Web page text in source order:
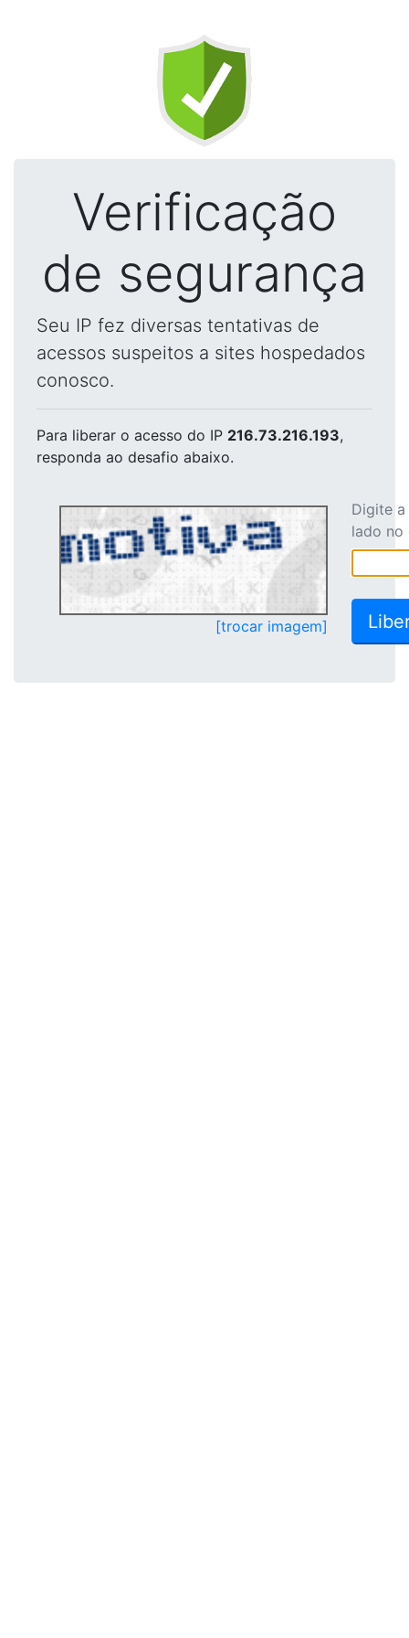
Verificação
de segurança
Seu IP fez diversas tentativas de
acessos suspeitos a sites hospedados
conosco.
Para liberar o acesso do IP 216.73.216.193,
responda ao desafio abaixo.
[trocar imagem]
Digite
lado no